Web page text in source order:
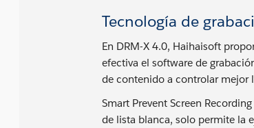
Tecnología de
En DRM-X 4.0, Haihaisoft
efectiva el software de
de contenido a controlar mejor
Smart Prevent Screen
de lista blanca, solo permite la